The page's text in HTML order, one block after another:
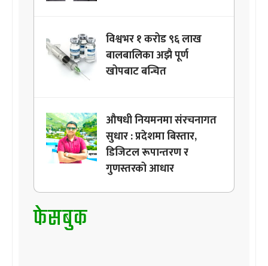
विश्वभर १ करोड ९६ लाख
बालबालिका अझै पूर्ण
खोपबाट बन्चित
औषधी नियमनमा संरचनागत
सुधार : प्रदेशमा बिस्तार,
डिजिटल रूपान्तरण र
गुणस्तरको आधार
फेसबुक